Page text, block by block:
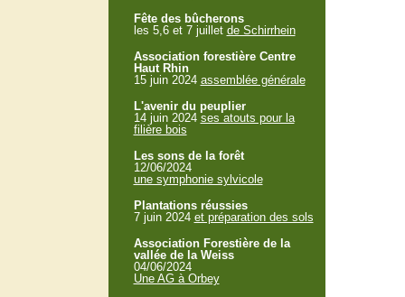
Fête des bûcherons
les 5,6 et 7 juillet de Schirrhein
Association forestière Centre
Haut Rhin
15 juin 2024 assemblée générale
L'avenir du peuplier
14 juin 2024 ses atouts pour la
filière bois
Les sons de la forêt
12/06/2024
une symphonie sylvicole
Plantations réussies
7 juin 2024 et préparation des sols
Association Forestière de la
vallée de la Weiss
04/06/2024
Une AG à Orbey